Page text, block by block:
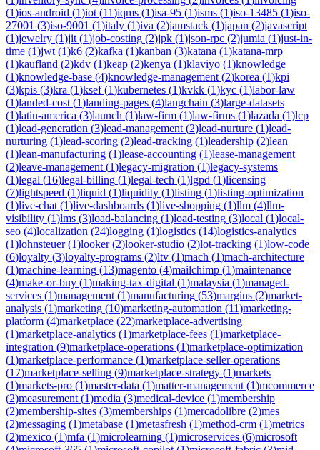
(1)ios-android (1)iot (11)iqms (1)isa-95 (1)isms (1)iso-13485 (1)iso-
27001 (3)iso-9001 (1)italy (1)iva (2)jamstack (1)japan (2)javascript
(1)jewelry (1)jit (1)job-costing (2)jpk (1)json-rpc (2)jumia (1)just-in-
time (1)jwt (1)k6 (2)kafka (1)kanban (3)katana (1)katana-mrp
(1)kaufland (2)kdv (1)keap (2)kenya (1)klaviyo (1)knowledge
(1)knowledge-base (4)knowledge-management (2)korea (1)kpi
(3)kpis (3)kra (1)ksef(1)kubernetes (1)kvkk (1)kyc (1)labor-law
(1)landed-cost (1)landing-pages (4)langchain (3)large-datasets
(1)latin-america (3)launch (1)law-firm (1)law-firms (1)lazada (1)lcp
(1)lead-generation (3)lead-management (2)lead-nurture (1)lead-
nurturing (1)lead-scoring (2)lead-tracking (1)leadership (2)lean
(1)lean-manufacturing (1)lease-accounting (1)lease-management
(2)leave-management (1)legacy-migration (1)legacy-systems
(1)legal (16)legal-billing (1)legal-tech (1)lgpd (1)licensing
(7)lightspeed (1)liquid (1)liquidity (1)listing (1)listing-optimization
(1)live-chat (1)live-dashboards (1)live-shopping (1)llm (4)llm-
visibility (1)lms (3)load-balancing (1)load-testing (3)local (1)local-
seo (4)localization (24)logging (1)logistics (14)logistics-analytics
(1)lohnsteuer(1)looker(2)looker-studio (2)lot-tracking (1)low-code
(6)loyalty (3)loyalty-programs (2)ltv (1)mach (1)mach-architecture
(1)machine-learning (13)magento (4)mailchimp (1)maintenance
(4)make-or-buy (1)making-tax-digital (1)malaysia (1)managed-
services (1)management (1)manufacturing (53)margins (2)market-
analysis (1)marketing (10)marketing-automation (11)marketing-
platform (4)marketplace (22)marketplace-advertising
(1)marketplace-analytics (1)marketplace-fees (1)marketplace-
integration (9)marketplace-operations (1)marketplace-optimization
(1)marketplace-performance (1)marketplace-seller-operations
(17)marketplace-selling (9)marketplace-strategy (1)markets
(1)markets-pro (1)master-data (1)matter-management (1)mcommerce
(2)measurement (1)media (3)medical-device (1)membership
(2)membership-sites (3)memberships (1)mercadolibre (2)mes
(2)messaging (1)metabase (1)metasfresh (1)method-crm (1)metrics
(2)mexico (1)mfa (1)microlearning (1)microservices (6)microsoft